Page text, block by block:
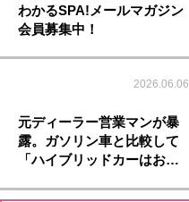
わかるSPA!メールマガジン
会員募集中！
2026.06.06
元ディーラー営業マンが暴
露。ガソリン車と比較して
「ハイブリッドカーはお…